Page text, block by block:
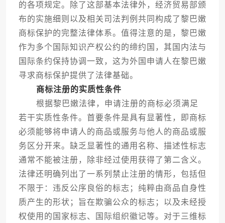
的各项规定。除了这部基本法律外，经济贸易部颁
布的实施细则以及相关司法判例共同构成了黎巴嫩
商标保护的完整法律体系。值得注意的是，黎巴嫩
作为多个国际知识产权公约的缔约国，其国内法与
国际条约保持协调一致，这为外国申请人在黎巴嫩
寻求商标保护提供了法律基础。
商标注册的实质性条件
根据黎巴嫩法律，申请注册的商标必须满足
若干实质性条件。首要条件是具有显著性，即商标
必须能够将申请人的商品或服务与他人的商品或服
务区分开来。缺乏显著性的通用名称、描述性标志
通常不能被注册，除非经过使用获得了第二含义。
法律还明确列出了一系列禁止注册的情形，包括但
不限于：违反公序良俗的标志；纯粹由商品自身性
质产生的形状；旨在欺骗公众的标志；以及未经授
权使用的国家标志、国际组织徽记等。对于三维标